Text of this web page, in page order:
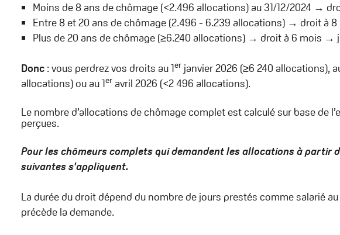
Moins de 8 ans de chômage (<2.496 allocations) au 31/12/2024 →
Entre 8 et 20 ans de chômage (2.496 - 6.239 allocations) → droit à
Plus de 20 ans de chômage (≥6.240 allocations) → droit à 6 mois →
Donc : vous perdrez vos droits au 1er janvier 2026 (≥6 240 allocations),
allocations) ou au 1er avril 2026 (<2 496 allocations).
Le nombre d’allocations de chômage complet est calculé sur base de
perçues.
Pour les chômeurs completsqui demandent les allocationsà partir
suivantes s'appliquent.
La durée du droit dépend du nombre de jours prestés comme salarié
précède la demande.